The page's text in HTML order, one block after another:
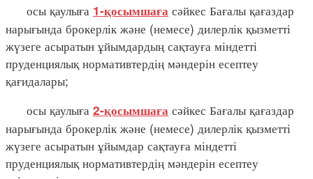
осы қаулыға 1-қосымшаға сәйкес Бағалы қағаздар
нарығында брокерлік және (немесе) дилерлік қызметті
жүзеге асыратын ұйымдардың сақтауға міндетті
пруденциялық нормативтердің мәндерін есептеу
қағидалары;
осы қаулыға 2-қосымшаға сәйкес Бағалы қағаздар
нарығында брокерлік және (немесе) дилерлік қызметті
жүзеге асыратын ұйымдар сақтауға міндетті
пруденциялық нормативтердің мәндерін есептеу